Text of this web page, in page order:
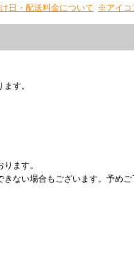
日・配送料金について ※アイコ
す。
ます。
ない場合もございます。予めご